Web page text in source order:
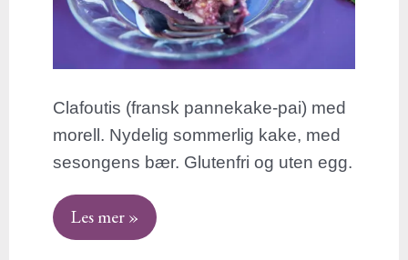
Clafoutis (fransk pannekake-pai) med
morell. Nydelig sommerlig kake, med
sesongens bær. Glutenfri og uten egg.
Les mer »